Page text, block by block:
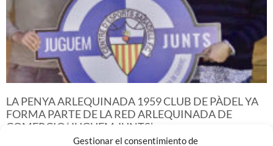
Gestionar el consentimiento de
LA PENYA ARLEQUINADA 1959 CLUB DE PÀDEL YA
FORMA PARTE DE LA RED ARLEQUINADA DE
COMERCIO ‘JUGUEM JUNTS’
25 de marzo de 2022